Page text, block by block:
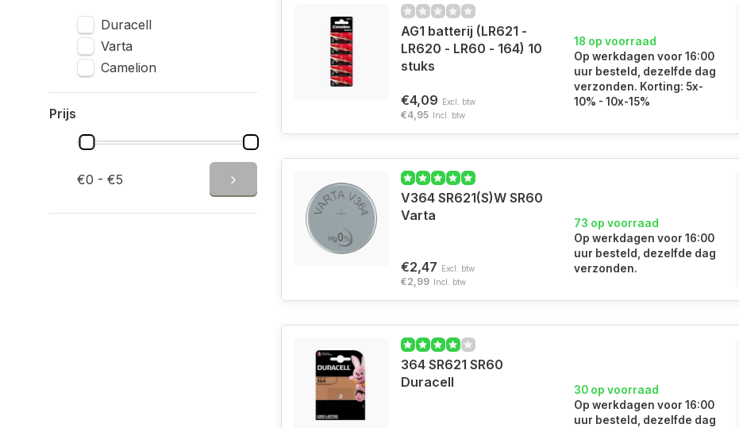
Duracell
Varta
Camelion
Prijs
€0 - €5
AG1 batterij (LR621 -
LR620 - LR60 - 164) 10
stuks
€4,09 Excl. btw
€4,95 Incl. btw
18 op voorraad
Op werkdagen voor 16:00
uur besteld, dezelfde dag
verzonden. Korting: 5x-
10% - 10x-15%
V364 SR621(S)W SR60
Varta
€2,47 Excl. btw
€2,99 Incl. btw
73 op voorraad
Op werkdagen voor 16:00
uur besteld, dezelfde dag
verzonden.
364 SR621 SR60
Duracell
30 op voorraad
Op werkdagen voor 16:00
uur besteld, dezelfde dag